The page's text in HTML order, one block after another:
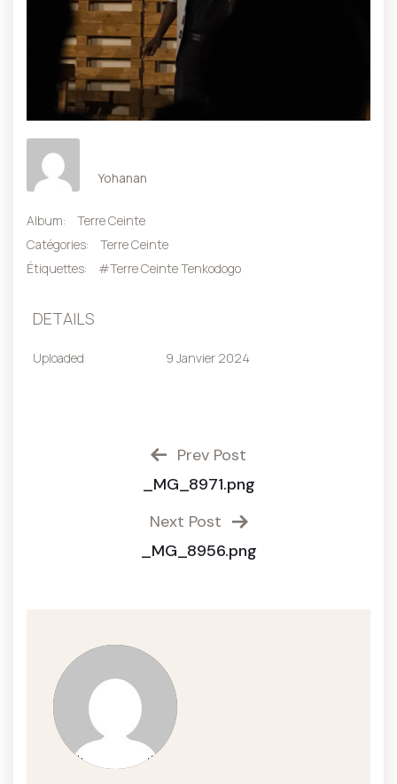
Yohanan
Album:
Terre Ceinte
Catégories:
Terre Ceinte
Étiquettes:
#Terre Ceinte Tenkodogo
DETAILS
Uploaded 9 Janvier 2024
Prev Post
_MG_8971.png
Next Post
_MG_8956.png